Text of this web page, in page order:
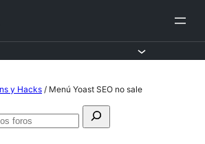
y Hacks / Menú Yoast SEO no sale
Buscar